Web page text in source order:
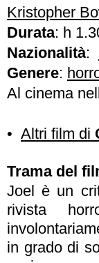
Kristopher
Durata: h
Nazionalità:
Genere:
Al cinema
• Altri film di
Trama del
Joel è un
rivista
in grado di